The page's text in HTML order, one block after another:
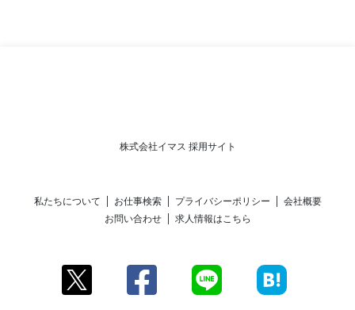
株式会社イマス 採用サイト
私たちについて お仕事検索 プライバシーポリシー
会社概要
お問い合わせ
求人情報はこちら